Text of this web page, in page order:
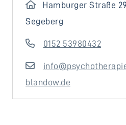
Hamburger Straße
Segeberg
0152 53980432
blandow.de